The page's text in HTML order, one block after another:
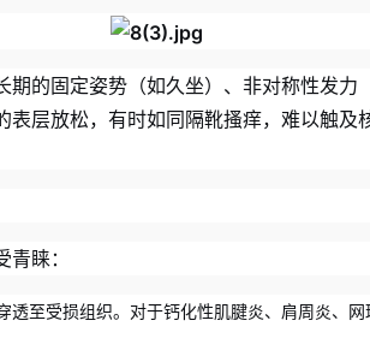
的固定姿势（如久坐）、非对称性发
层放松，有时如同隔靴搔痒，难以触及
睐：
透至受损组织。对于钙化性肌腱炎、肩周炎、